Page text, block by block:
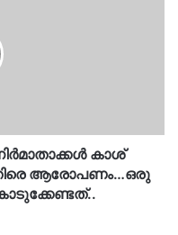
കാശ്
ആരോപണം…ഒരു